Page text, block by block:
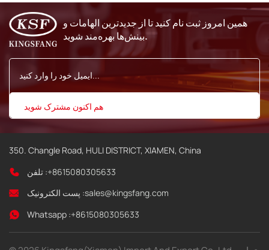
همین امروز ثبت نام کنید تا از جدیدترین الهامات و
بینش‌ها بهره‌مند شوید.
350. Changle Road, HULI DISTRICT, XIAMEN, China
تلفن :+8615080305633
پست الکترونیک :sales@kingsfang.com
Whatsapp :+8615080305633